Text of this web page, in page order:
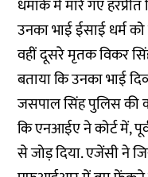
धमाके में मारे गए
उनका भाई ईसाई धर्म को
वहीं दूसरे मृतक विकर
बताया कि उनका भाई
जसपाल सिंह पुलिस की
कि एनआईए ने कोर्ट में,
से जोड़ दिया. एजेंसी ने